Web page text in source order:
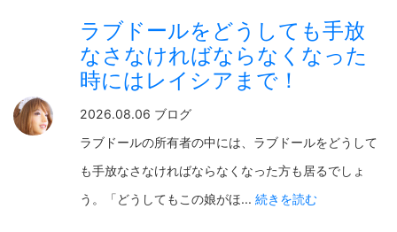
ラブドールをどうしても手放
なさなければならなくなった
時にはレイシアまで！
2026.08.06 ブログ
ラブドールの所有者の中には、ラブドールをどうして
も手放なさなければならなくなった方も居るでしょ
う。「どうしてもこの娘がほ... 続きを読む